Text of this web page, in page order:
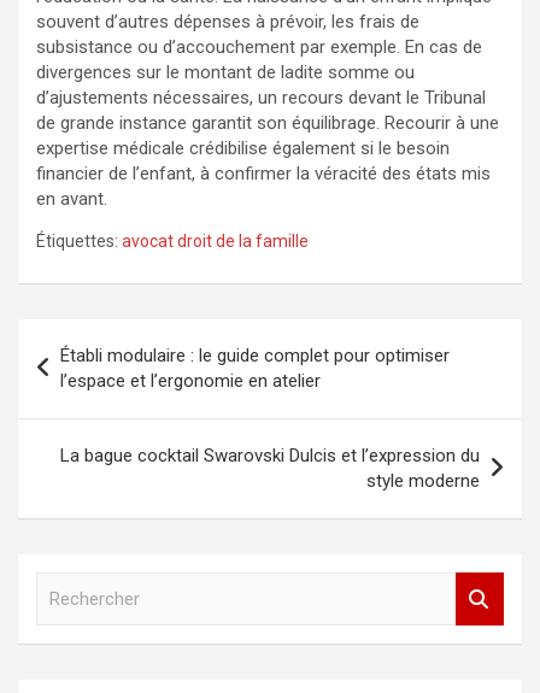
souvent d’autres dépenses à prévoir, les frais de
subsistance ou d’accouchement par exemple. En cas de
divergences sur le montant de ladite somme ou
d’ajustements nécessaires, un recours devant le Tribunal
de grande instance garantit son équilibrage. Recourir à une
expertise médicale crédibilise également si le besoin
financier de l’enfant, à confirmer la véracité des états mis
en avant.
Étiquettes: avocat droit de la famille
Navigation
de
l’article
Établi modulaire : le guide complet pour optimiser
l’espace et l’ergonomie en atelier
La bague cocktail Swarovski Dulcis et l’expression du
style moderne